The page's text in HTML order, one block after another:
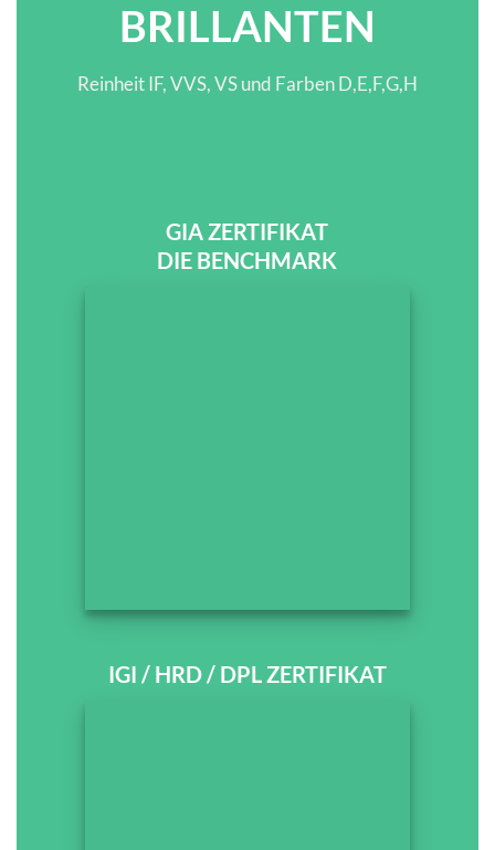
BRILLANTEN
Reinheit IF, VVS, VS und Farben D,E,F,G,H
GIA ZERTIFIKAT
DIE BENCHMARK
IGI / HRD / DPL ZERTIFIKAT